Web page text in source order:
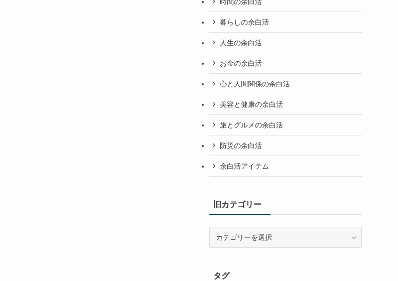
暮らしの余白活
人生の余白活
お金の余白活
心と人間関係の余白活
美容と健康の余白活
旅とグルメの余白活
防災の余白活
余白活アイテム
旧カテゴリー
リタグ